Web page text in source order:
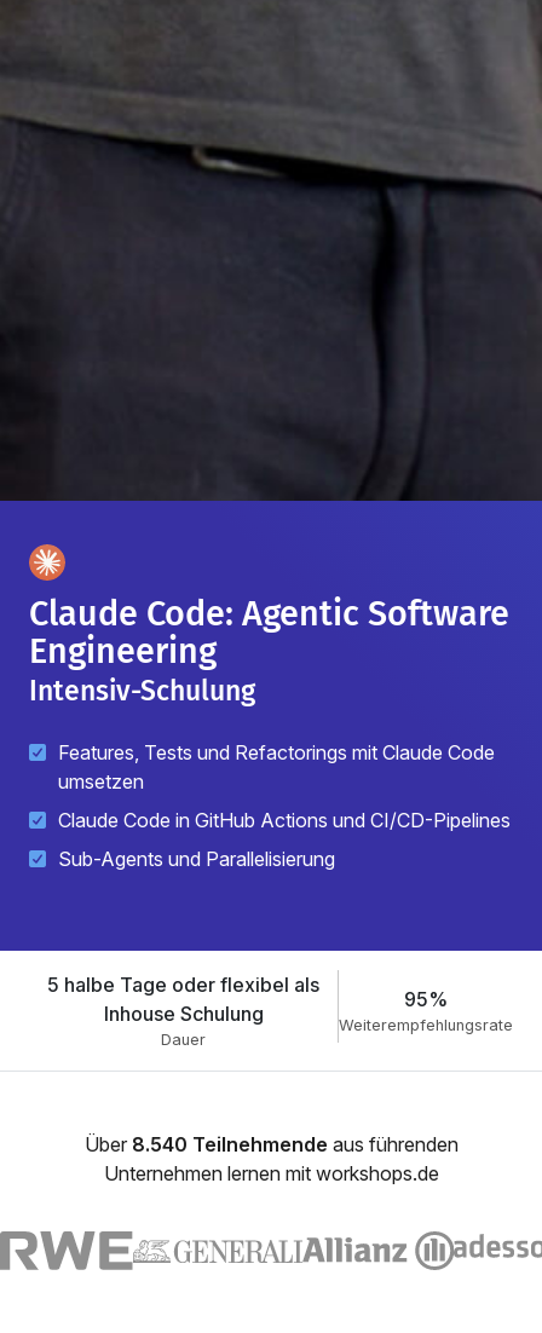
Claude Code: Agentic Software
Engineering
Intensiv-Schulung
Features, Tests und Refactorings mit Claude Code
umsetzen
Claude Code in GitHub Actions und CI/CD-Pipelines
Sub-Agents und Parallelisierung
5 halbe Tage oder flexibel als
Inhouse Schulung
Dauer
95%
Weiterempfehlungsrate
Über 8.540 Teilnehmende aus führenden
Unternehmen lernen mit workshops.de